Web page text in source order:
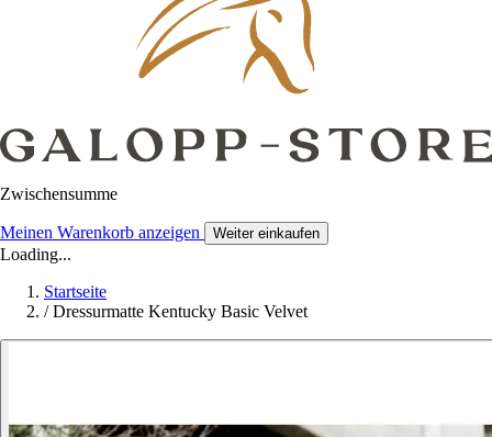
Zwischensumme
Meinen Warenkorb anzeigen Weiter einkaufen
Loading...
Startseite
/ Dressurmatte Kentucky Basic Velvet